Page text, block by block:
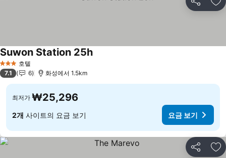
공유 즐
3 성급 호텔
Suwon Station 25h요금 보기
7.1 6 화성에서 1.5km
최저가 ₩25,296
2개 사이트의 요금 보기 요금 보기
공유 즐